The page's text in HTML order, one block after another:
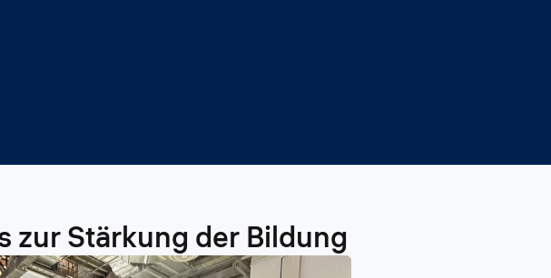
zur Stärkung der Bildung